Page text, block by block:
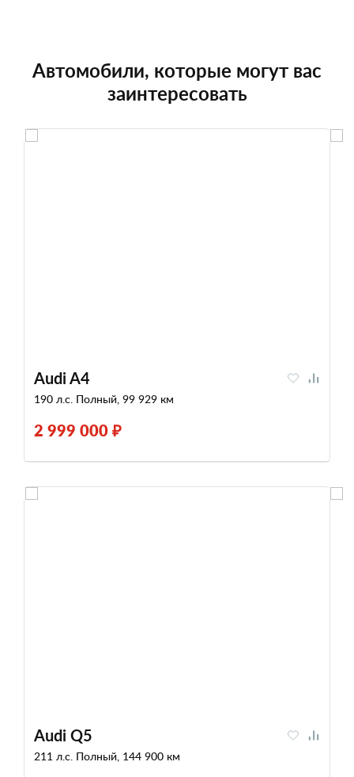
Автомобили, которые могут вас
заинтересовать
Audi A4
190 л.с. Полный, 99 929 км
2 999 000 ₽
Audi Q5
211 л.с. Полный, 144 900 км